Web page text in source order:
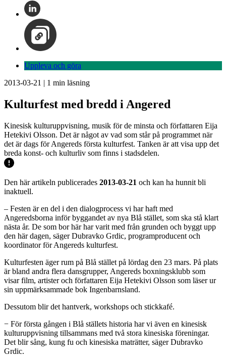
Uppleva och göra
2013-03-21 | 1 min läsning
Kulturfest med bredd i Angered
Kinesisk kulturuppvisning, musik för de minsta och författaren Eija
Hetekivi Olsson. Det är något av vad som står på programmet när
det är dags för Angereds första kulturfest. Tanken är att visa upp det
breda konst- och kulturliv som finns i stadsdelen.
Den här artikeln publicerades 2013-03-21 och kan ha hunnit bli
inaktuell.
– Festen är en del i den dialogprocess vi har haft med
Angeredsborna inför byggandet av nya Blå stället, som ska stå klart
nästa år. De som bor här har varit med från grunden och byggt upp
den här dagen, säger Dubravko Grdic, programproducent och
koordinator för Angereds kulturfest.
Kulturfesten äger rum på Blå stället på lördag den 23 mars. På plats
är bland andra flera dansgrupper, Angereds boxningsklubb som
visar film, artister och författaren Eija Hetekivi Olsson som läser ur
sin uppmärksammade bok Ingenbarnsland.
Dessutom blir det hantverk, workshops och stickkafé.
− För första gången i Blå ställets historia har vi även en kinesisk
kulturuppvisning tillsammans med två stora kinesiska föreningar.
Det blir sång, kung fu och kinesiska maträtter, säger Dubravko
Grdic.